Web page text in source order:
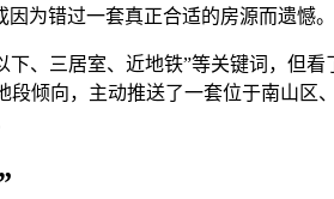
为错过一套真正合适的房源而遗憾。
、三居室、近地铁”等关键词，但
倾向，主动推送了一套位于南山